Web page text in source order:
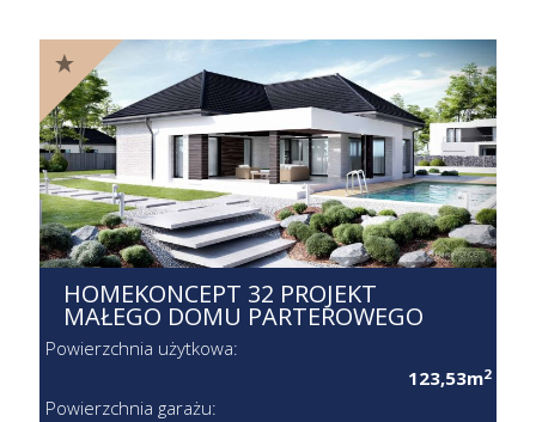
HOMEKONCEPT 32 PROJEKT
MAŁEGO DOMU PARTEROWEGO
Powierzchnia użytkowa:
123,53m2
Powierzchnia garażu: